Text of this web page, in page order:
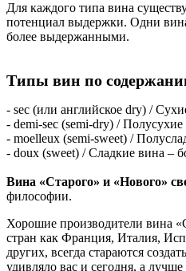
Для каждого типа вина
потенциал выдержки. Одни
более выдержанными.
Типы вин по
- sec (или английское dry) /
- demi-sec (semi-dry) /
- moelleux (semi-sweet) /
- doux (sweet) / Сладкие вина –
Вина «Старого» и «Нового»
философии.
Хорошие производители вина
стран как Франция, Италия,
других, всегда стараются
удивляло вас и сегодня, а